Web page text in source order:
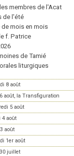
membres de l'Acat
de l'été
mois en mois
f. Patrice
de Tamié
liturgiques
8 août
août, la Transfiguration
5 août
4 août
août
1er août
juillet